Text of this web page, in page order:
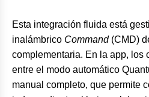
Esta integración fluida está
inalámbrico Command(CMD)
complementaria. En la app, los
entre el modo automático
manual completo, que permite